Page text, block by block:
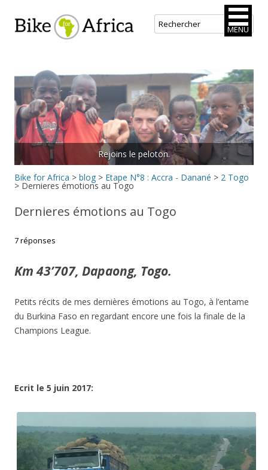
Bike for Africa
contenu
principal
Rejoins le peloton.
Bike for Africa > blog > Etape N°8 : Accra - Danané > 2 Togo
> Dernieres émotions au Togo
Dernieres émotions au Togo
7 réponses
Km 43’707, Dapaong, Togo.
Petits récits de mes dernières émotions au Togo, à l’entame
du Burkina Faso en regardant encore une fois la finale de la
Champions League.
Ecrit le 5 juin 2017:
MENU